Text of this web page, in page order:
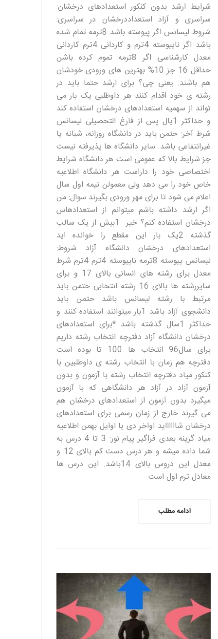
شرایط ارشد بدون کنکور استعدادهای درخشان:
سراسری و آزاد استعداددرخشان در سراسری:
شروط لیسانس اگر پیوسته باشد 8ترمه تمام شده
باشد اگر ناپیوسته 4ترم و کاردانی 4ترم کاردانی
معدل کارشناسی اگر 8ترمه تموم کرده باشن
حداقل 16 جز 10% بهترین های ورودی خودشان
هم باشند. یعنی چی؟ برای ارشد حتما باید در
رشته ی خود اقدام کنند هر داوطلبی یک بار می
تواند از سهمیه استعدادهای درخشان استفاده کند
و حداکثر 1یال پس از فارغ التحصیلی لیسانس
شرط آخر: حتمن باید در دانشگاه روزانه، شبانه یا
غیرانتفاعی باشد. سایر دانشگاه ها پذیرفته نیست
جز شرایط بالا که عمومی است هر دانشگاه شرایط
اختصاصی خود را داراست هر دانشگاه اطلاعیه
خاص خود را می دهد ولی معمولن نیمه اول سال
اعلام می شود تا برای مهر ورودی بگیرند سوال: من
اگر ارشد داشته باشم میتوانم از استعدادهاس
درخشان استفاده کنم؟ خیر. 1بیش از یک سالب
گذشته 2یک بار این مقطع را خوانده اید
استعدادهای درخشان دانشگاه آزاد شروط:
لیسانس پیوسته 8ترمه ناپیوسته 4ترم 4ترم شرط
معدل برای رشته های انسانی بالای 17 و برای
سایررشته ها بالای 16 رشته انتخابی حتمن باید
مرتبط با رشته لیسانس باشد حتمن باید
دانشجوی آزاد باشد 1بار میتوانند استفاده کنند و
حداکثر 1سال گذشته باشد *برای استعدادهای
درخشان دانشگاه آزاد دفترچه انتخاب رشته داریم
برای سال96 انتخاب ها 100 تا بوده است
دفترچه هم زمان با انتخاب رشته ی داوطلبین با
کنکور میاد دفترچه انتخاب رشته با آزمون و بدون
آزمون آزاد در آزاد هر دانشگاهی که با آزمون
میگیرد بدون آزمون از استعدادهای درخشان هم
می گیرند خارج از زمان رسمی برای استعدادهای
درخشان شااااااید اواخر دی یا اوایل بهمن اطلاعیه
میاد گزینه بعدی فراگیر پیام نور: 3 تا 4 درس به
شما داده میشه و هر درس دست کم بالای 12 و
معدل این دروس بالای 14باشد. این درس ها
معادل ترم اول است.
ادامه مطلب